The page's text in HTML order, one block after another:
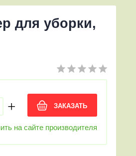
для уборки,
+ ЗАКАЗАТЬ
на сайте производителя